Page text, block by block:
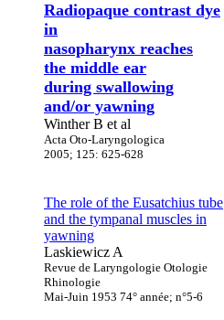
Radiopaque contrast dye
in
nasopharynx reaches
the middle ear
during swallowing
and/or yawning
Winther B et al
Acta Oto-Laryngologica
2005; 125: 625-628
The role of the Eusatchius tube
and the tympanal muscles in
yawning
Laskiewicz A
Revue de Laryngologie Otologie
Rhinologie
Mai-Juin 1953 74° année; n°5-6